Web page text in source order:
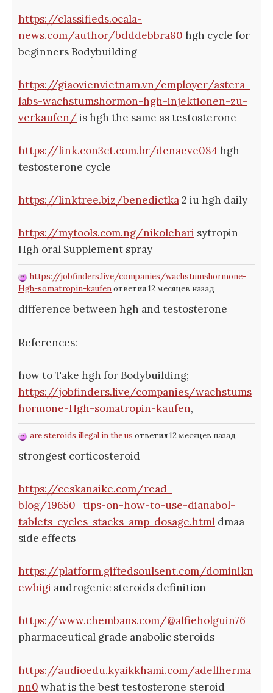
https://classifieds.ocala-
news.com/author/bdddebbra80 hgh cycle for
beginners Bodybuilding
https://giaovienvietnam.vn/employer/astera-
labs-wachstumshormon-hgh-injektionen-zu-
verkaufen/is hgh the same as testosterone
https://link.con3ct.com.br/denaeve084 hgh
testosterone cycle
https://linktree.biz/benedictka2 iu hgh daily
https://mytools.com.ng/nikolehari sytropin
Hgh oral Supplement spray
https://jobfinders.live/companies/wachstumshormone-
Hgh-somatropin-kaufenответил 12 месяцев назад
difference between hgh and testosterone
References:
how to Take hgh for Bodybuilding;
https://jobfinders.live/companies/wachstums
hormone-Hgh-somatropin-kaufen,
are steroids illegal in the us ответил 12 месяцев назад
strongest corticosteroid
https://ceskanaike.com/read-
blog/19650_tips-on-how-to-use-dianabol-
tablets-cycles-stacks-amp-dosage.html dmaa
side effects
https://platform.giftedsoulsent.com/dominikn
ewbigi androgenic steroids definition
https://www.chembans.com/@alfieholguin76
pharmaceutical grade anabolic steroids
https://audioedu.kyaikkhami.com/adellherma
nn0 what is the best testosterone steroid